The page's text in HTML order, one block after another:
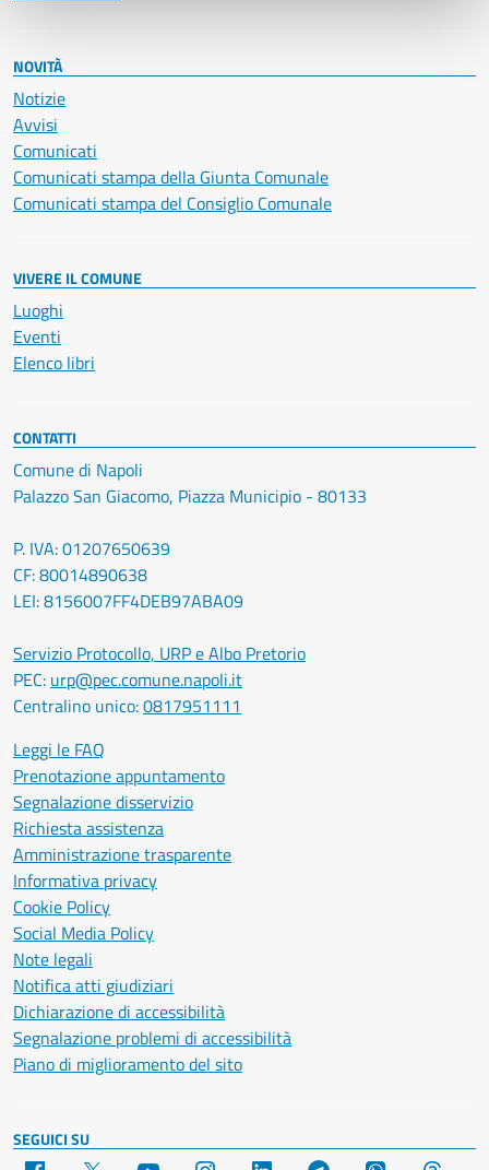
NOVITÀ
Notizie
Avvisi
Comunicati
Comunicati stampa della Giunta Comunale
Comunicati stampa del Consiglio Comunale
VIVERE IL COMUNE
Luoghi
Eventi
Elenco libri
CONTATTI
Comune di Napoli
Palazzo San Giacomo, Piazza Municipio - 80133
P. IVA: 01207650639
CF: 80014890638
LEI: 8156007FF4DEB97ABA09
Servizio Protocollo, URP e Albo Pretorio
PEC: urp@pec.comune.napoli.it
Centralino unico:0817951111
Leggi le FAQ
Prenotazione appuntamento
Segnalazione disservizio
Richiesta assistenza
Amministrazione trasparente
Informativa privacy
Cookie Policy
Social Media Policy
Note legali
Notifica atti giudiziari
Dichiarazione di accessibilità
Segnalazione problemi di accessibilità
Piano di miglioramento del sito
SEGUICI SU